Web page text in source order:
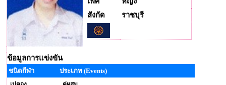
สังกัด
ราชบุรี
ข้อมูลการแข่งขัน
ชนิดกีฬา ประเภท (Events)